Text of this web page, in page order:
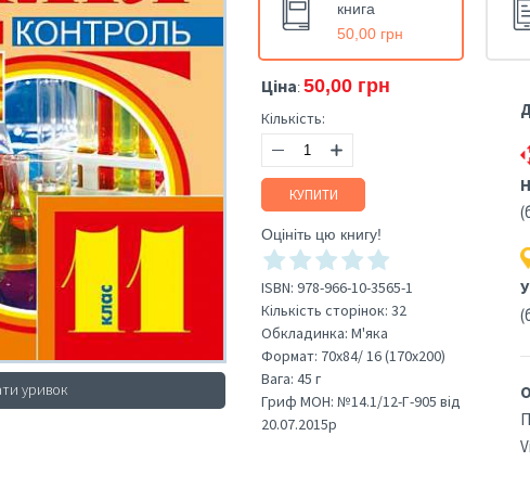
уривок
книга
50,00 грн
Ціна: 50,00 грн
Кількість:
КУПИТИ
Оцініть цю книгу!
ISBN: 978-966-10-3565-1
Кількість сторінок: 32
Обкладинка: М'яка
Формат: 70х84/ 16 (170х200)
Вага: 45 г
Гриф МОН: №14.1/12-Г-905 від
20.07.2015р